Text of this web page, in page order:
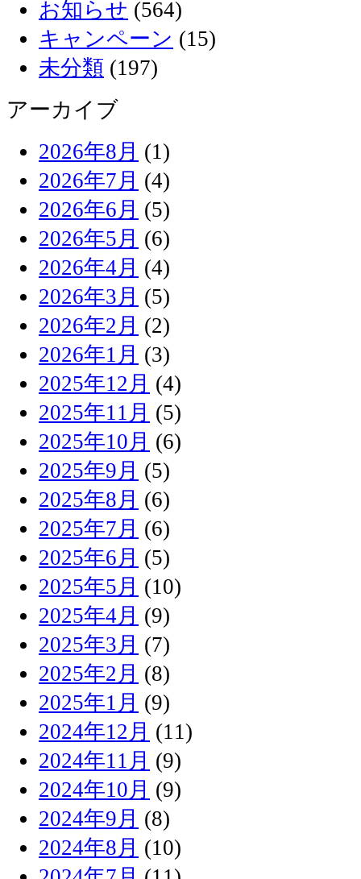
お知らせ (564)
キャンペーン (15)
未分類 (197)
アーカイブ
2026年8月 (1)
2026年7月 (4)
2026年6月 (5)
2026年5月 (6)
2026年4月 (4)
2026年3月 (5)
2026年2月 (2)
2026年1月 (3)
2025年12月 (4)
2025年11月 (5)
2025年10月 (6)
2025年9月 (5)
2025年8月 (6)
2025年7月 (6)
2025年6月 (5)
2025年5月 (10)
2025年4月 (9)
2025年3月 (7)
2025年2月 (8)
2025年1月 (9)
2024年12月 (11)
2024年11月 (9)
2024年10月 (9)
2024年9月 (8)
2024年8月 (10)